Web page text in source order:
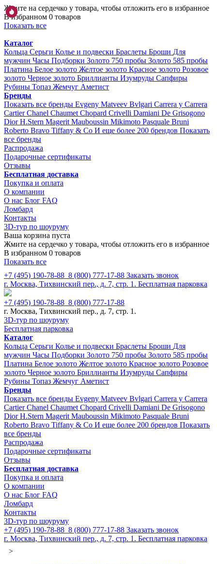
Жмите на сердечко у товара, чтобы отложить его в избранное
В избранном 0 товаров
Показать все
Каталог
Кольца Серьги Колье и подвески Браслеты Броши Для
мужчин Часы Подборки Золото 750 пробы Золото 585 пробы
Платина Белое золото Желтое золото Красное золото Розовое
золото Черное золото Бриллианты Изумруды Сапфиры
Рубины Топаз Жемчуг Аметист
Бренды
Показать все бренды Evgeny Matveev Bvlgari Carrera y Carrera
CartierChanel Chaumet Chopard Crivelli Damiani De Grisogono
DiorH.Stern Magerit Mauboussin Mikimoto Pasquale Bruni
Roberto Bravo Tiffany & Co И еще более 200 брендов Показать
все бренды
Распродажа
Подарочные сертификаты
Отзывы
Бесплатная доставка
Покупка и оплата
О компании
О нас Блог FAQ
Ломбард
Контакты
3D-тур по шоуруму
Ваша корзина пуста
Жмите на сердечко у товара, чтобы отложить его в избранное
В избранном 0 товаров
Показать все
+7 (495) 190-78-88 8 (800) 777-17-88 Заказать звонок
г. Москва, Тихвинский пер., д. 7, стр. 1. Бесплатная парковка
+7 (495) 190-78-88 8 (800) 777-17-88
г. Москва, Тихвинский пер., д. 7, стр. 1.
3D-тур по шоуруму
Бесплатная парковка
Каталог
Кольца Серьги Колье и подвески Браслеты Броши Для
мужчин Часы Подборки Золото 750 пробы Золото 585 пробы
Платина Белое золото Желтое золото Красное золото Розовое
золото Черное золото Бриллианты Изумруды Сапфиры
Рубины Топаз Жемчуг Аметист
Бренды
Показать все бренды Evgeny Matveev Bvlgari Carrera y Carrera
CartierChanel Chaumet Chopard Crivelli Damiani De Grisogono
DiorH.Stern Magerit Mauboussin Mikimoto Pasquale Bruni
Roberto Bravo Tiffany & Co И еще более 200 брендов Показать
все бренды
Распродажа
Подарочные сертификаты
Отзывы
Бесплатная доставка
Покупка и оплата
О компании
О нас Блог FAQ
Ломбард
Контакты
3D-тур по шоуруму
+7 (495) 190-78-88 8 (800) 777-17-88 Заказать звонок
г. Москва, Тихвинский пер., д. 7, стр. 1. Бесплатная парковка
>